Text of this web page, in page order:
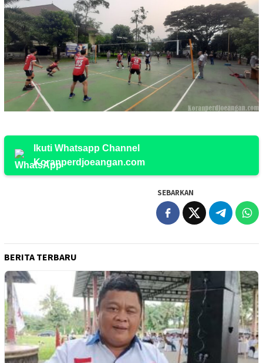
Ikuti Whatsapp Channel
Koranperdjoeangan.com
SEBARKAN
BERITA TERBARU